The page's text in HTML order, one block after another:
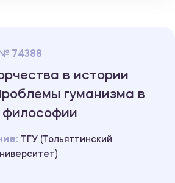
74388
в истории
гуманизма в
философии
ТГУ (Тольяттинский